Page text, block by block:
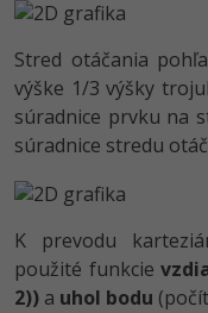
WordPress
SEO -30%
UX
Copywriting
MS Office -
Photoshop
Adobe
Adobe
Adobe
Adobe
Blog
Médiá
Kariéra
Stred otáčania
výške 1/3 výšky
súradnice prvku na
súradnice stredu
K prevodu
použité funkcie
2)) a uhol bodu